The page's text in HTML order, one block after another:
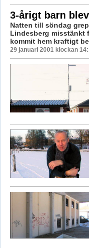
3-årigt barn
Natten till söndag
Lindesberg misstänkt
kommit hem kraftigt
29 januari 2001 klockan